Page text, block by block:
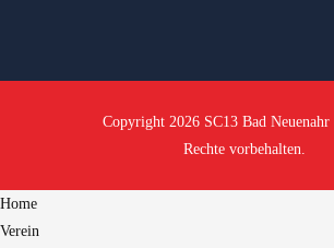
Copyright 2026 SC13 Bad
Rechte vorbehalten.
Home
Verein